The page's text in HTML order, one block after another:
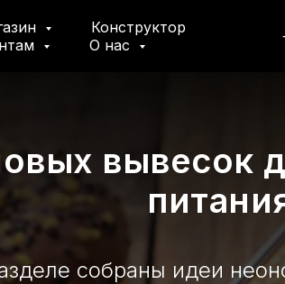
Конструктор
О нас
вывесок
собраны идеи